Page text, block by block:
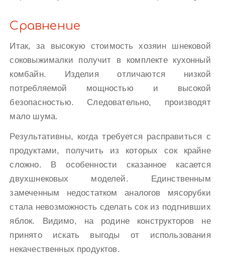
Сравнение
Итак, за высокую стоимость хозяин шнековой
соковыжималки получит в комплекте кухонный
комбайн. Изделия отличаются низкой
потребляемой мощностью и высокой
безопасностью. Следовательно, производят
мало шума.
Результативны, когда требуется расправиться с
продуктами, получить из которых сок крайне
сложно. В особенности сказанное касается
двухшнековых моделей. Единственным
замеченным недостатком аналогов мясорубки
стала невозможность сделать сок из подгнивших
яблок. Видимо, на родине конструкторов не
принято искать выгоды от использования
некачественных продуктов.